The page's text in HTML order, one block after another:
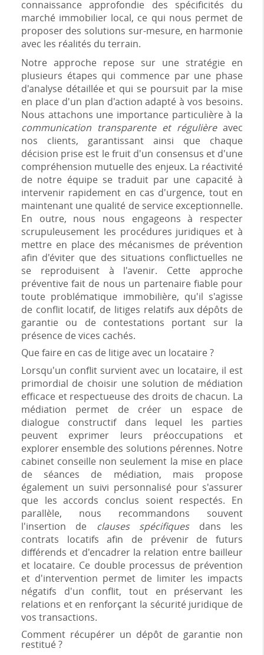
connaissance approfondie des spécificités du
marché immobilier local, ce qui nous permet de
proposer des solutions sur-mesure, en harmonie
avec les réalités du terrain.
Notre approche repose sur une stratégie en
plusieurs étapes qui commence par une phase
d'analyse détaillée et qui se poursuit par la mise
en place d'un plan d'action adapté à vos besoins.
Nous attachons une importance particulière à la
communication transparente et régulièreavec
nos clients, garantissant ainsi que chaque
décision prise est le fruit d'un consensus et d'une
compréhension mutuelle des enjeux. La réactivité
de notre équipe se traduit par une capacité à
intervenir rapidement en cas d'urgence, tout en
maintenant une qualité de service exceptionnelle.
En outre, nous nous engageons à respecter
scrupuleusement les procédures juridiques et à
mettre en place des mécanismes de prévention
afin d'éviter que des situations conflictuelles ne
se reproduisent à l'avenir. Cette approche
préventive fait de nous un partenaire fiable pour
toute problématique immobilière, qu'il s'agisse
de conflit locatif, de litiges relatifs aux dépôts de
garantie ou de contestations portant sur la
présence de vices cachés.
Que faire en cas de litige avec un locataire ?
Lorsqu'un conflit survient avec un locataire, il est
primordial de choisir une solution de médiation
efficace et respectueuse des droits de chacun. La
médiation permet de créer un espace de
dialogue constructif dans lequel les parties
peuvent exprimer leurs préoccupations et
explorer ensemble des solutions pérennes. Notre
cabinet conseille non seulement la mise en place
de séances de médiation, mais propose
également un suivi personnalisé pour s'assurer
que les accords conclus soient respectés. En
parallèle, nous recommandons souvent
l'insertion de clauses spécifiquesdans les
contrats locatifs afin de prévenir de futurs
différends et d'encadrer la relation entre bailleur
et locataire. Ce double processus de prévention
et d'intervention permet de limiter les impacts
négatifs d'un conflit, tout en préservant les
relations et en renforçant la sécurité juridique de
vos transactions.
Comment récupérer un dépôt de garantie non
restitué ?